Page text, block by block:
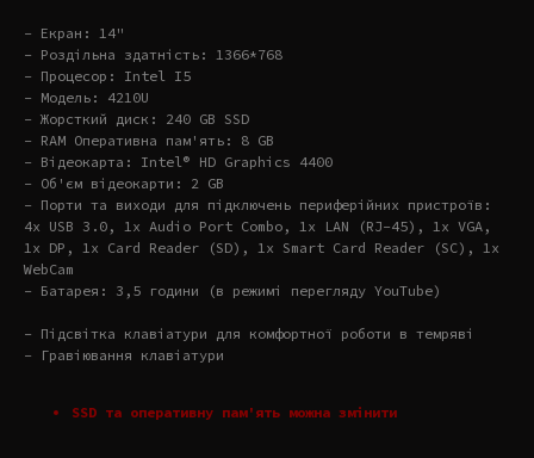
- Екран: 14"
- Роздільна здатність: 1366*768
- Процесор: Intel I5
- Модель: 4210U
- Жорсткий диск: 240 GB SSD
- RAM Оперативна пам'ять: 8 GB
- Відеокарта: Intel® HD Graphics 4400
- Об'єм відеокарти: 2 GB
- Порти та виходи для підключень периферійних пристроїв:
4x USB 3.0, 1x Audio Port Combo, 1x LAN (RJ-45), 1x VGA,
1x DP, 1x Card Reader (SD), 1x Smart Card Reader (SC), 1x
WebCam
- Батарея: 3,5 години (в режимі перегляду YouTube)
- Підсвітка клавіатури для комфортної роботи в темряві
- Гравіювання клавіатури
SSD та оперативну пам'ять можна змінити